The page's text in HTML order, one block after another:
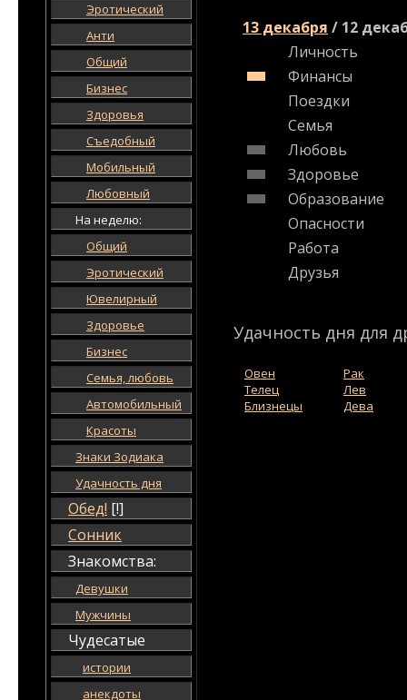
Эротический
Анти
Общий
Бизнес
Здоровья
Съедобный
Мобильный
Любовный
На неделю:
Общий
Эротический
Ювелирный
Здоровье
Бизнес
Семья, любовь
Автомобильный
Красоты
Знаки Зодиака
Удачность дня
Обед! [!]
Сонник
Знакомства:
Девушки
Мужчины
Чудесатые
истории
анекдоты
13 декабря / 12
Личность
Финансы
Поездки
Семья
Любовь
Здоровье
Образование
Опасности
Работа
Друзья
Удачность дня для
Овен
Телец
Близнецы
Рак
Лев
Дева